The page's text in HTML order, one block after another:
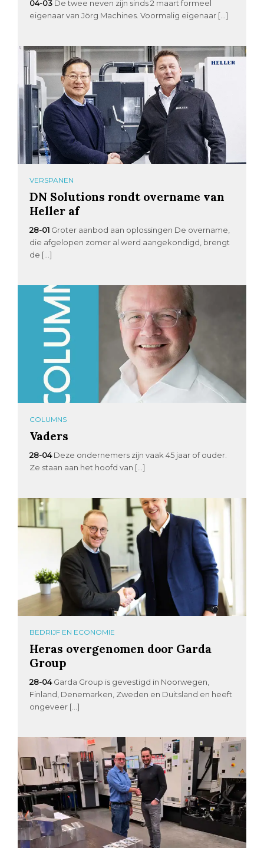
04-03 De twee neven zijn sinds 2 maart formeel
eigenaar van Jörg Machines. Voormalig eigenaar […]
VERSPANEN
DN Solutions rondt overname van
Heller af
28-01 Groter aanbod aan oplossingen De overname,
die afgelopen zomer al werd aangekondigd, brengt
de […]
COLUMNS
Vaders
28-04 Deze ondernemers zijn vaak 45 jaar of ouder.
Ze staan aan het hoofd van […]
BEDRIJF EN ECONOMIE
Heras overgenomen door Garda
Group
28-04 Garda Group is gevestigd in Noorwegen,
Finland, Denemarken, Zweden en Duitsland en heeft
ongeveer […]